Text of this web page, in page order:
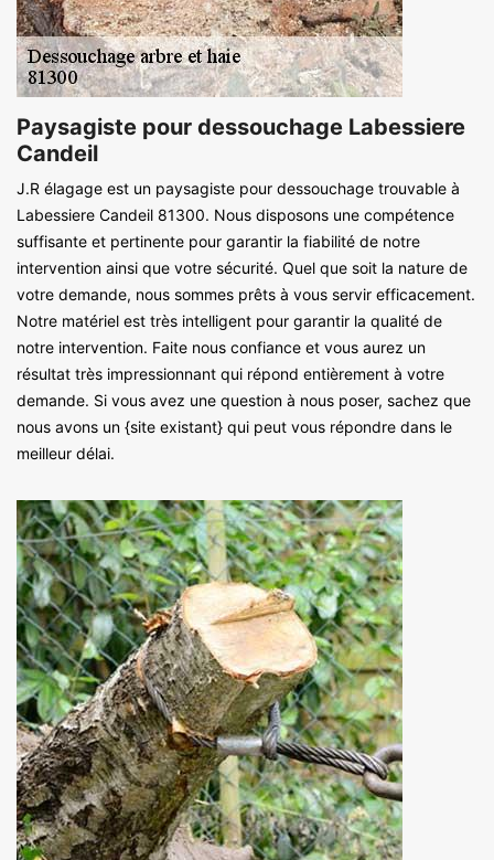
Paysagiste pour dessouchage Labessiere
Candeil
J.R élagage est un paysagiste pour dessouchage trouvable à
Labessiere Candeil 81300. Nous disposons une compétence
suffisante et pertinente pour garantir la fiabilité de notre
intervention ainsi que votre sécurité. Quel que soit la nature de
votre demande, nous sommes prêts à vous servir efficacement.
Notre matériel est très intelligent pour garantir la qualité de
notre intervention. Faite nous confiance et vous aurez un
résultat très impressionnant qui répond entièrement à votre
demande. Si vous avez une question à nous poser, sachez que
nous avons un {site existant} qui peut vous répondre dans le
meilleur délai.